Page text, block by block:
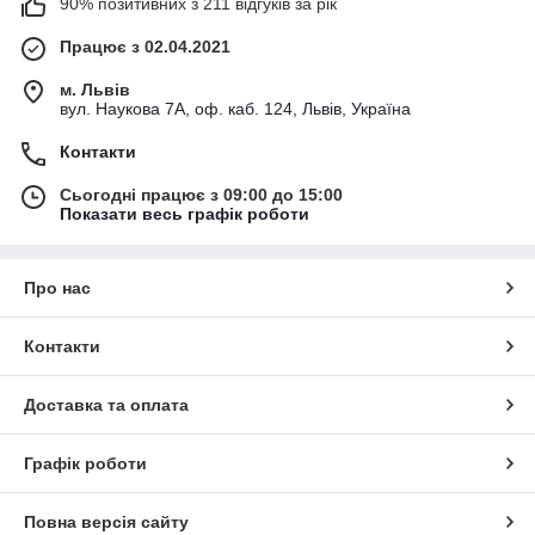
Працює з 02.04.2021
м. Львів
вул. Наукова 7А, оф. каб. 124, Львів, Україна
Контакти
Сьогодні працює з 09:00 до 15:00
Показати весь графік роботи
Про нас
Контакти
Доставка та оплата
Графік роботи
Повна версія сайту